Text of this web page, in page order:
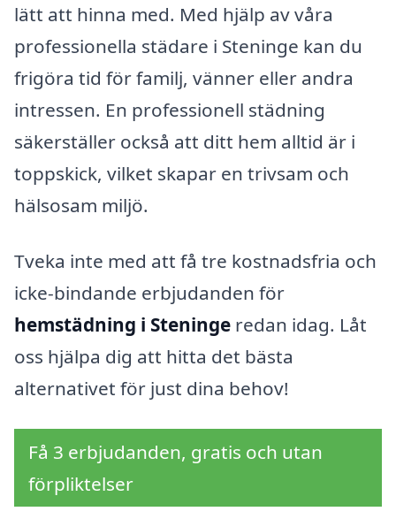
lätt att hinna med. Med hjälp av våra
professionella städare i Steninge kan du
frigöra tid för familj, vänner eller andra
intressen. En professionell städning
säkerställer också att ditt hem alltid är i
toppskick, vilket skapar en trivsam och
hälsosam miljö.
Tveka inte med att få tre kostnadsfria och
icke-bindande erbjudanden för
hemstädning i Steninge redan idag. Låt
oss hjälpa dig att hitta det bästa
alternativet för just dina behov!
Få 3 erbjudanden, gratis och utan
förpliktelser